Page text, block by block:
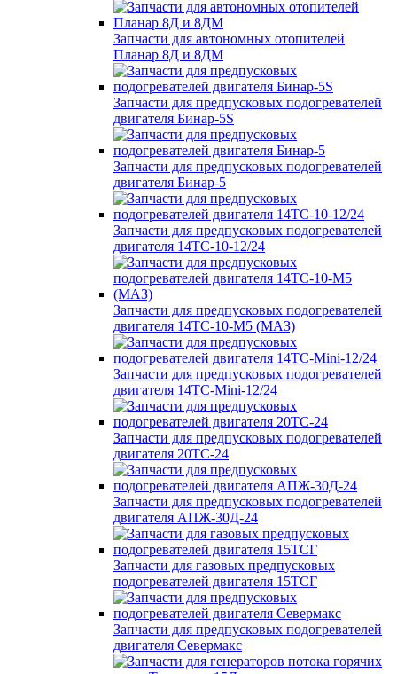
Запчасти для автономных отопителей
Планар 8Д и 8ДМ
Запчасти для предпусковых подогревателей
двигателя Бинар-5S
Запчасти для предпусковых подогревателей
двигателя Бинар-5
Запчасти для предпусковых подогревателей
двигателя 14ТС-10-12/24
Запчасти для предпусковых подогревателей
двигателя 14ТС-10-М5 (МАЗ)
Запчасти для предпусковых подогревателей
двигателя 14ТС-Mini-12/24
Запчасти для предпусковых подогревателей
двигателя 20ТС-24
Запчасти для предпусковых подогревателей
двигателя АПЖ-30Д-24
Запчасти для газовых предпусковых
подогревателей двигателя 15ТСГ
Запчасти для предпусковых подогревателей
двигателя Севермакс